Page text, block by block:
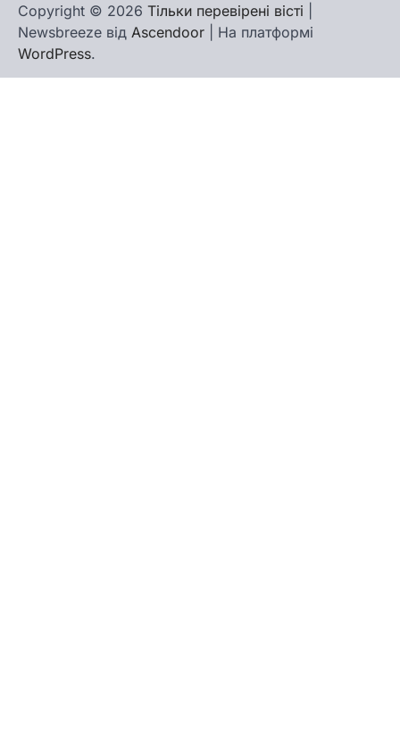
Copyright © 2026 Тільки перевірені вісті
Newsbreeze від Ascendoor | На платформі
WordPress.